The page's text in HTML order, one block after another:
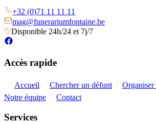
+32 (0)71 11 11 11
mag@funerariumfontaine.be
Disponible 24h/24 et 7j/7
Accès rapide
Accueil Chercher un défunt
Organiser
Notre équipe
Contact
Services